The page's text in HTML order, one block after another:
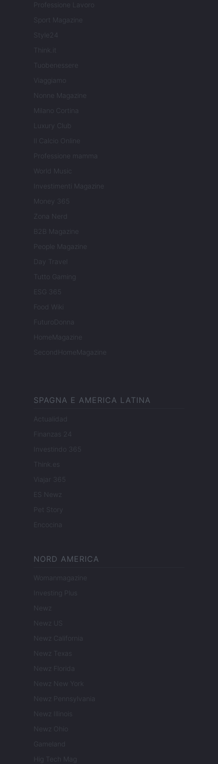
Professione Lavoro
Sport Magazine
Style24
Think.it
Tuobenessere
Viaggiamo
Nonne Magazine
Milano Cortina
Luxury Club
Il Calcio Online
Professione mamma
World Music
Investimenti Magazine
Money 365
Zona Nerd
B2B Magazine
People Magazine
Day Travel
Tutto Gaming
ESG 365
Food Wiki
FuturoDonna
HomeMagazine
SecondHomeMagazine
SPAGNA E AMERICA LATINA
Actualidad
Finanzas 24
Investindo 365
Think.es
Viajar 365
ES Newz
Pet Story
Encocina
NORD AMERICA
Womanmagazine
Investing Plus
Newz
Newz US
Newz California
Newz Texas
Newz Florida
Newz New York
Newz Pennsylvania
Newz Illinois
Newz Ohio
Gameland
Hig Tech Mag